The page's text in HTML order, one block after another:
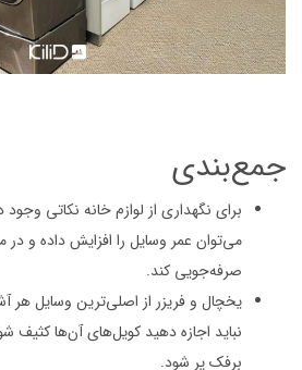
جمع‌بندی
برای نگهداری از لوازم خانه نکاتی
می‌توان عمر وسایل را افزایش داده و در
صرفه‌جویی کند.
یخچال و فریزر از اصلی‌ترین وسایل هر
نباید اجازه دهید کویل‌های آن‌ها کثیف
برفک پر شود.